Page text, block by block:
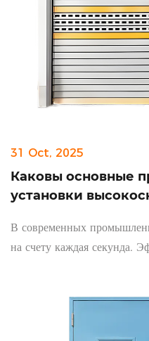
31 Oct, 2025
Каковы основные
установки
В современных
на счету каждая секунда.